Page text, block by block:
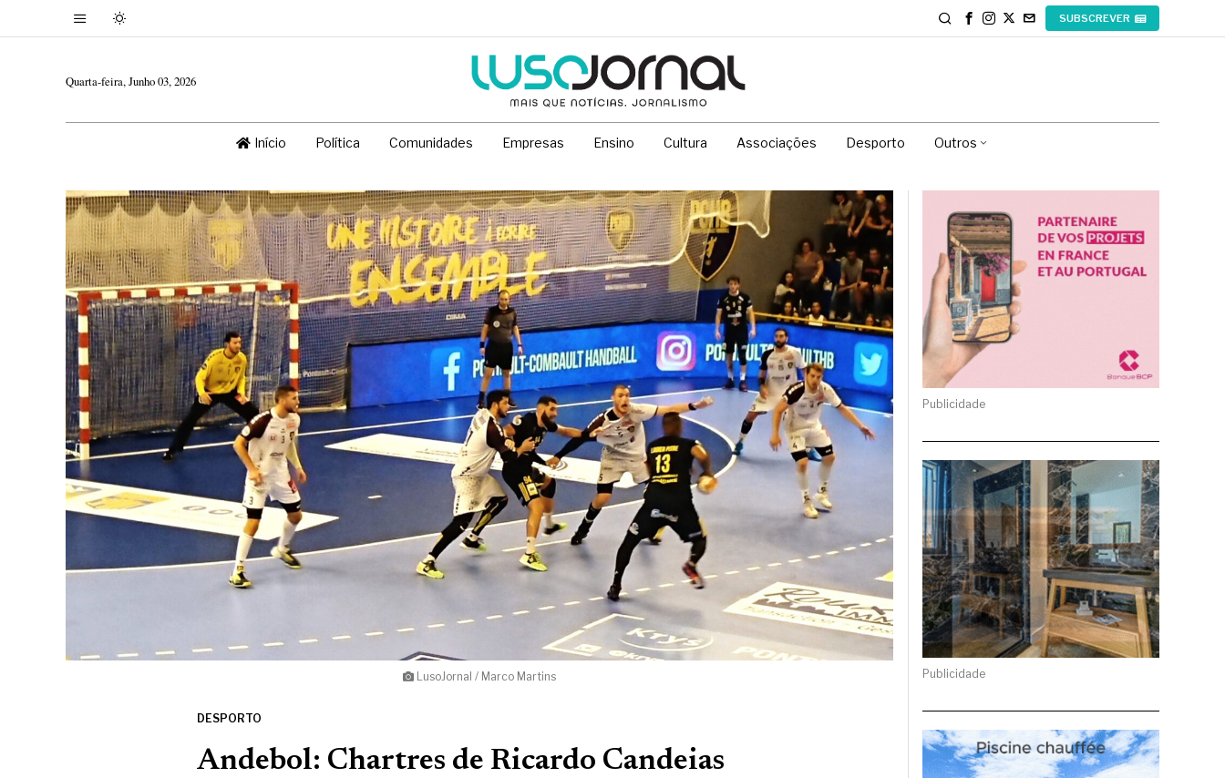
SUBSCREVER
Quarta-feira, Junho 03, 2026
Início Política Comunidades Empresas Ensino Cultura Associações Desporto Outros
LusoJornal / Marco Martins
DESPORTO
Andebol: Chartres de Ricardo Candeias
Publicidade
Publicidade